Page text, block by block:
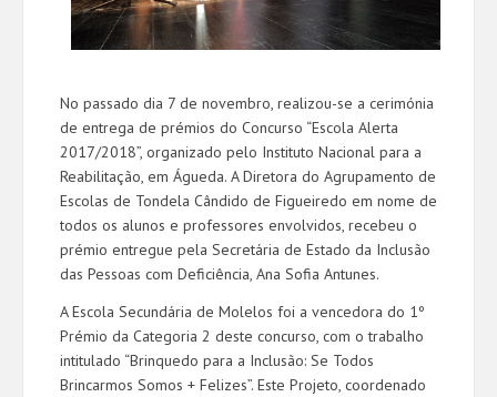
No passado dia 7 de novembro, realizou-se a cerimónia
de entrega de prémios do Concurso “Escola Alerta
2017/2018”, organizado pelo Instituto Nacional para a
Reabilitação, em Águeda. A Diretora do Agrupamento de
Escolas de Tondela Cândido de Figueiredo em nome de
todos os alunos e professores envolvidos, recebeu o
prémio entregue pela Secretária de Estado da Inclusão
das Pessoas com Deficiência, Ana Sofia Antunes.
A Escola Secundária de Molelos foi a vencedora do 1º
Prémio da Categoria 2 deste concurso, com o trabalho
intitulado “Brinquedo para a Inclusão: Se Todos
Brincarmos Somos + Felizes”. Este Projeto, coordenado